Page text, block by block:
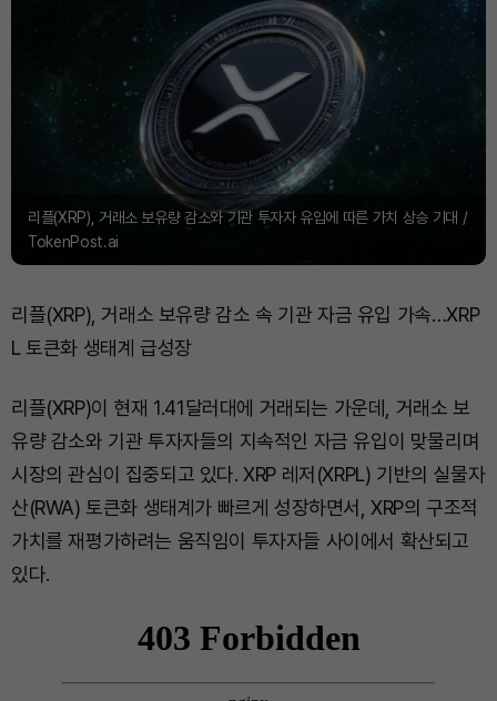
리플(XRP), 거래소 보유량 감소와 기관 투자자 유입에 따른 가치 상승 기대 /
TokenPost.ai
리플(XRP), 거래소 보유량 감소 속 기관 자금 유입 가속…XRP
L 토큰화 생태계 급성장
리플(XRP)이 현재 1.41달러대에 거래되는 가운데, 거래소 보
유량 감소와 기관 투자자들의 지속적인 자금 유입이 맞물리며
시장의 관심이 집중되고 있다. XRP 레저(XRPL) 기반의 실물자
산(RWA) 토큰화 생태계가 빠르게 성장하면서, XRP의 구조적
가치를 재평가하려는 움직임이 투자자들 사이에서 확산되고
있다.